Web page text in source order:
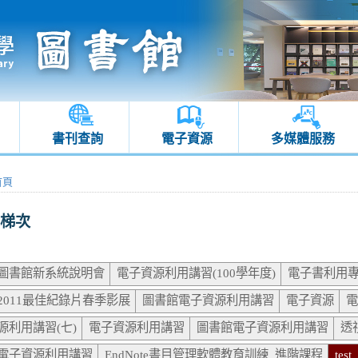
書刊查詢 電子資源 多媒體服務
次
書館新系統說明會 電子資源利用講習(100學年度)
電子書利用
最佳紀錄片春季影展
圖書館電子資源利用講習 電子資源
利用講習(七)
電子資源利用講習 圖書館電子資源利用講習
透
子資源利用講習
EndNote書目管理軟體教育訓練_進階課程 test